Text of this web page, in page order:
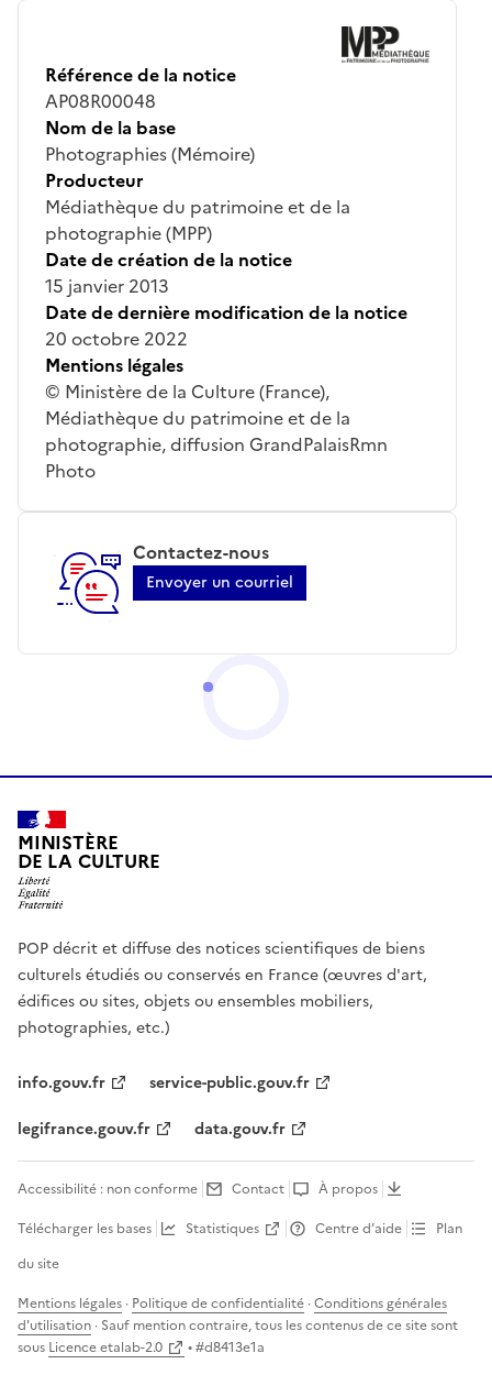
Référence de la notice
AP08R00048
Nom de la base
Photographies (Mémoire)
Producteur
Médiathèque du patrimoine et de la
photographie (MPP)
Date de création de la notice
15 janvier 2013
Date de dernière modification de la notice
20 octobre 2022
Mentions légales
© Ministère de la Culture (France),
Médiathèque du patrimoine et de la
photographie, diffusion GrandPalaisRmn
Photo
Contactez-nous
Envoyer un courriel
MINISTÈRE
DE LA CULTURE
POP décrit et diffuse des notices scientifiques de biens
culturels étudiés ou conservés en France (œuvres d'art,
édifices ou sites, objets ou ensembles mobiliers,
photographies, etc.)
info.gouv.fr
service-public.gouv.fr
legifrance.gouv.fr
data.gouv.fr
Accessibilité : non conforme Contact
À propos
Télécharger les bases
Statistiques Centre d’aide
Plan
du site
Mentions légales · Politique de confidentialité ·Conditions générales
d'utilisation · Sauf mention contraire, tous les contenus de ce site sont
sous Licence etalab-2.0 • #d8413e1a